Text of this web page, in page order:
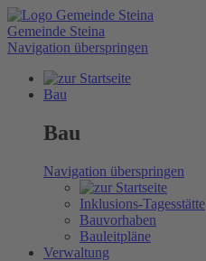
Gemeinde Steina
Navigation überspringen
Bau
Bau
Navigation überspringen
Inklusions-Tagesstätte
Bauvorhaben
Bauleitpläne
Verwaltung